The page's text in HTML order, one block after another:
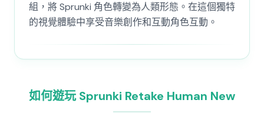
組，將 Sprunki 角色轉變為人類形態。在這個獨特
的視覺體驗中享受音樂創作和互動角色互動。
如何遊玩 Sprunki Retake Human New